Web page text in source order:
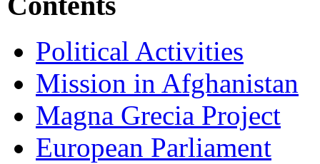
Political Activities
Mission in Afghanistan
Magna Grecia Project
European Parliament